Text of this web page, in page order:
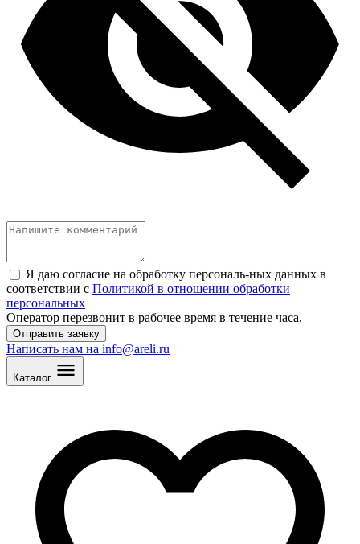
Я даю согласие на обработку персональ-ных данных в
соответствии с Политикой в отношении обработки
персональных
Оператор перезвонит в рабочее время в течение часа.
Отправить заявку
Написать нам на info@areli.ru
Каталог